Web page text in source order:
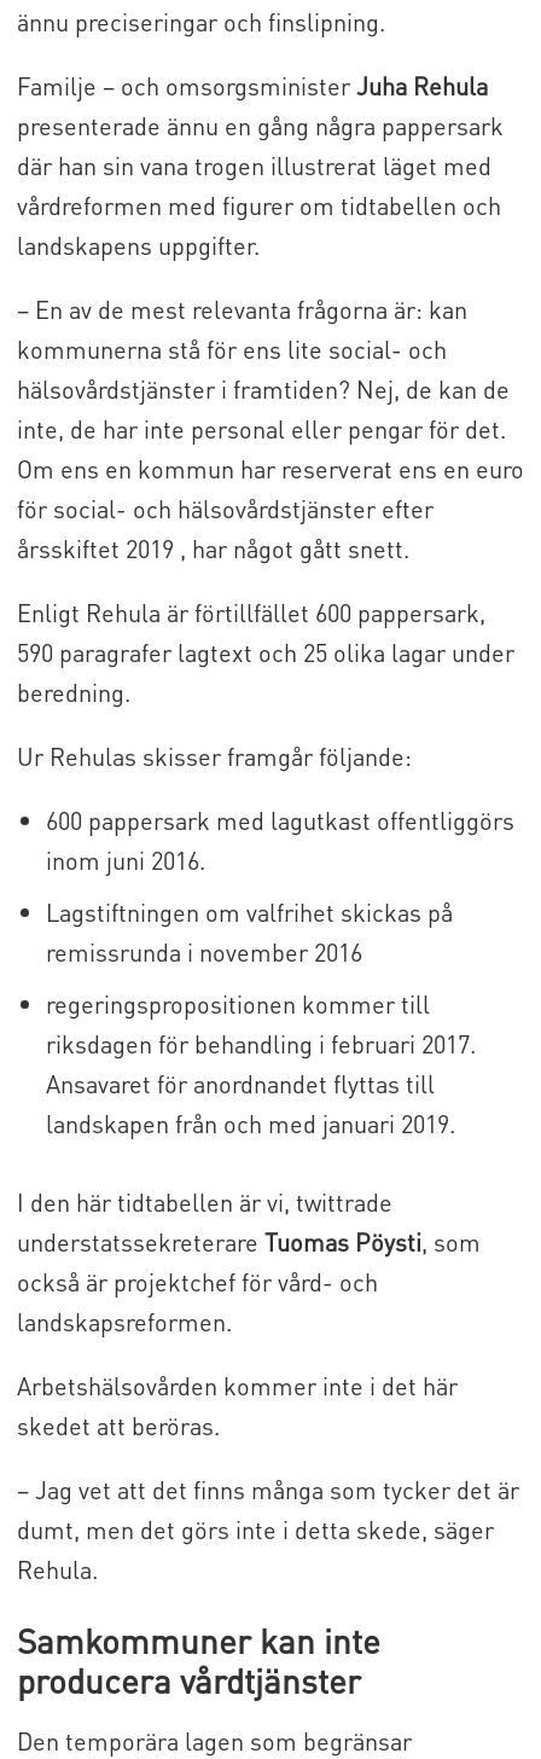
ännu preciseringar och finslipning.
Familje – och omsorgsministerJuha Rehula
presenterade ännu en gång några pappersark
där han sin vana trogen illustrerat läget med
vårdreformen med figurer om tidtabellen och
landskapens uppgifter.
– En av de mest relevanta frågorna är: kan
kommunerna stå för ens lite social- och
hälsovårdstjänster i framtiden? Nej, de kan de
inte, de har inte personal eller pengar för det.
Om ens en kommun har reserverat ens en euro
för social- och hälsovårdstjänster efter
årsskiftet 2019 , har något gått snett.
Enligt Rehula är förtillfället 600 pappersark,
590 paragrafer lagtext och 25 olika lagar under
beredning.
Ur Rehulas skisser framgår följande:
600 pappersark med lagutkast offentliggörs
inom juni 2016.
Lagstiftningen om valfrihet skickas på
remissrunda i november 2016
regeringspropositionen kommer till
riksdagen för behandling i februari 2017.
Ansavaret för anordnandet flyttas till
landskapen från och med januari 2019.
I den här tidtabellen är vi, twittrade
understatssekreterare Tuomas Pöysti, som
också är projektchef för vård- och
landskapsreformen.
Arbetshälsovården kommer inte i det här
skedet att beröras.
– Jag vet att det finns många som tycker det är
dumt, men det görs inte i detta skede, säger
Rehula.
Samkommuner kan inte
producera vårdtjänster
Den temporära lagen som begränsar